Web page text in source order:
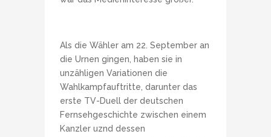
Als die Wähler am 22. September an
die Urnen gingen, haben sie in
unzähligen Variationen die
Wahlkampfauftritte, darunter das
erste TV-Duell der deutschen
Fernsehgeschichte zwischen einem
Kanzler uznd dessen